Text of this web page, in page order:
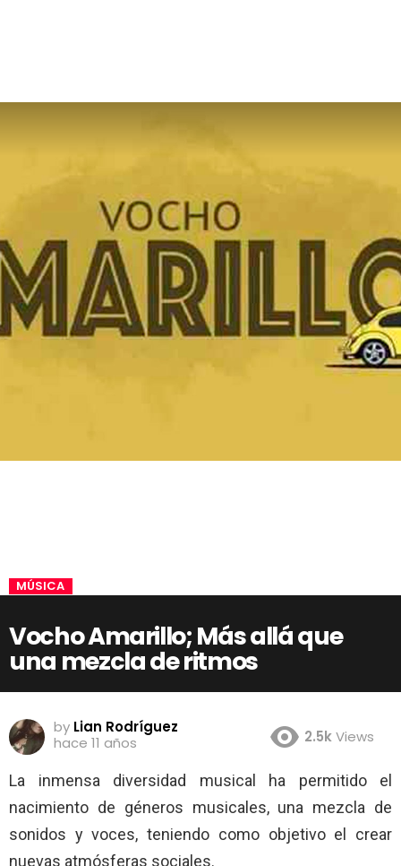
MÚSICA
Vocho Amarillo; Más allá que
una mezcla de ritmos
by Lian Rodríguez
hace 11 años
2.5kViews
La inmensa diversidad musical ha permitido el
nacimiento de géneros musicales, una mezcla de
sonidos y voces, teniendo como objetivo el crear
nuevas atmósferas sociales.